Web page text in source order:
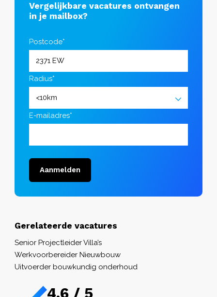
Vergelijkbare vacatures ontvangen
in je mailbox?
Postcode*
Radius*
E-mailadres*
Aanmelden
Gerelateerde vacatures
Senior Projectleider Villa’s
Werkvoorbereider Nieuwbouw
Uitvoerder bouwkundig onderhoud
4,6 / 5